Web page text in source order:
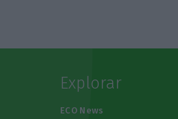
Explorar
ECO News